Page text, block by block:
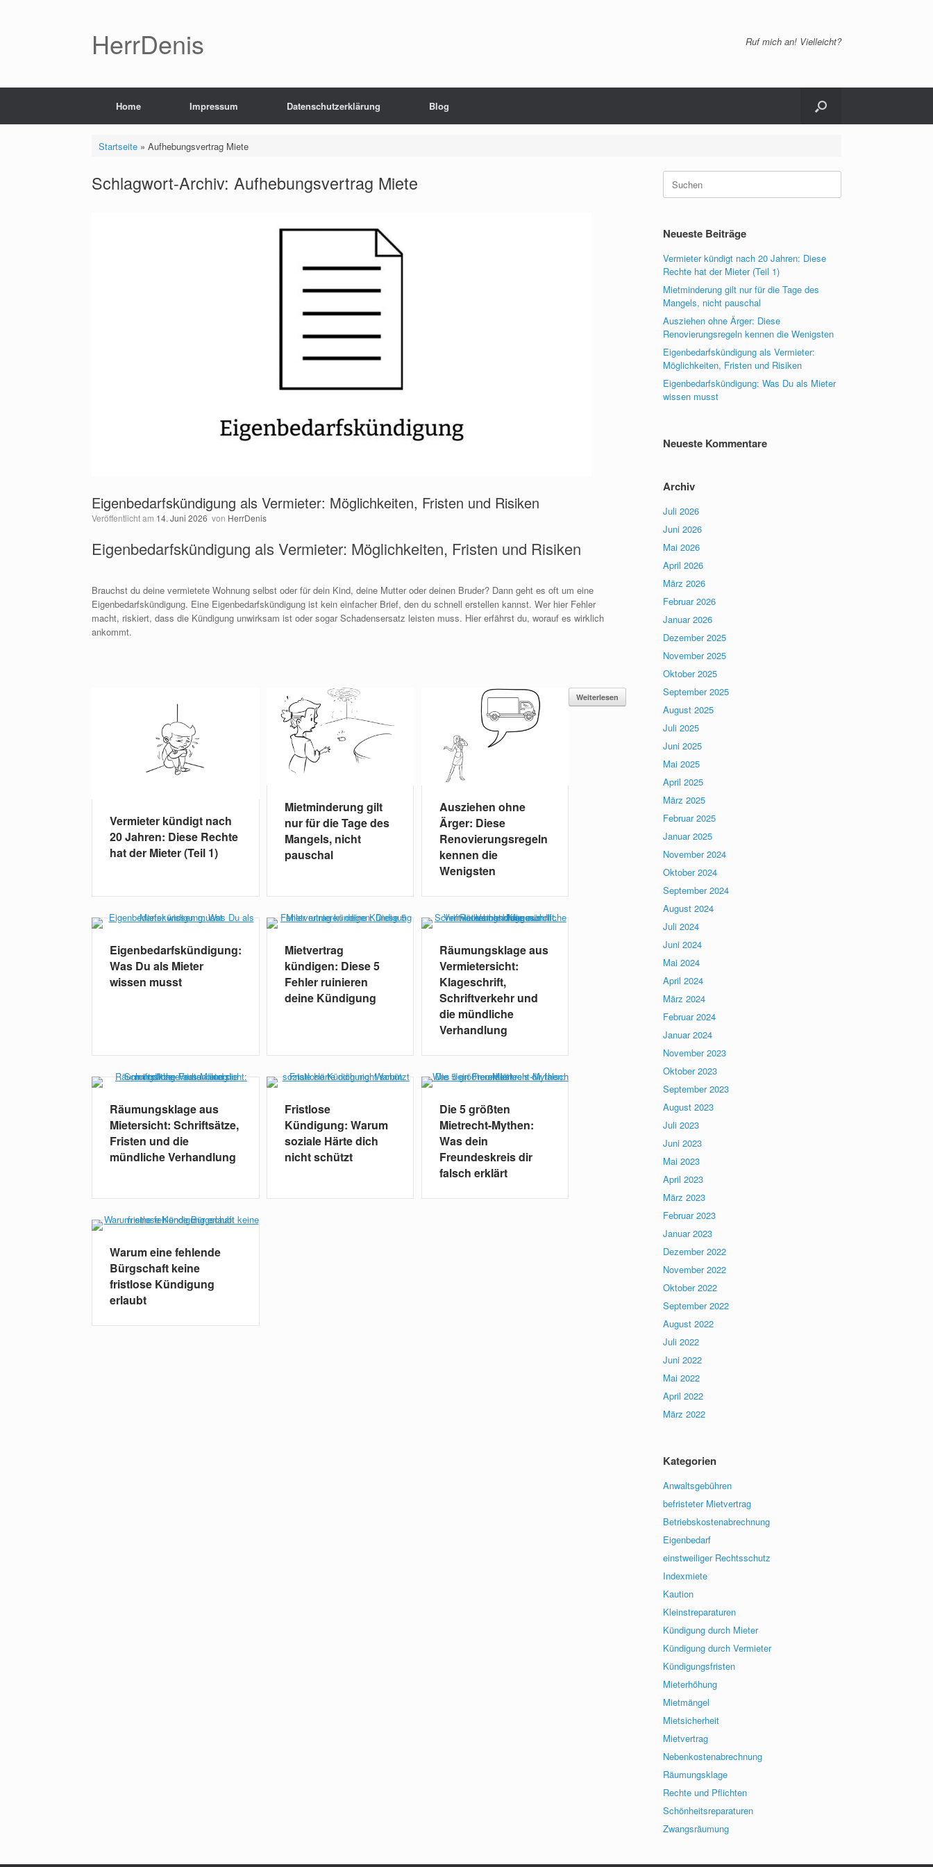
HerrDenis Ruf mich an! Vielleicht?
Home Impressum Datenschutzerklärung Blog
Startseite» Aufhebungsvertrag Miete
Schlagwort-Archiv: Aufhebungsvertrag Miete
Eigenbedarfskündigung als Vermieter: Möglichkeiten, Fristen und Risiken
Veröffentlicht am 14. Juni 2026 von HerrDenis
Eigenbedarfskündigung als Vermieter: Möglichkeiten, Fristen und Risiken
Brauchst du deine vermietete Wohnung selbst oder für dein Kind, deine Mutter oder deinen Bruder? Dann geht es oft um eine
Eigenbedarfskündigung. Eine Eigenbedarfskündigung ist kein einfacher Brief, den du schnell erstellen kannst. Wer hier Fehler
macht, riskiert, dass die Kündigung unwirksam ist oder sogar Schadensersatz leisten muss. Hier erfährst du, worauf es wirklich
ankommt.
Weiterlesen
Vermieter kündigt nach
20 Jahren: Diese Rechte
hat der Mieter (Teil 1)
Mietminderung gilt
nur für die Tage des
Mangels, nicht
pauschal
Ausziehen ohne
Ärger: Diese
Renovierungsregeln
kennen die
Wenigsten
Eigenbedarfskündigung:
Was Du als Mieter
wissen musst
Mietvertrag
kündigen: Diese 5
Fehler ruinieren
deine Kündigung
Räumungsklage aus
Vermietersicht:
Klageschrift,
Schriftverkehr und
die mündliche
Verhandlung
Räumungsklage aus
Mietersicht: Schriftsätze,
Fristen und die
mündliche Verhandlung
Fristlose
Kündigung: Warum
soziale Härte dich
nicht schützt
Die 5 größten
Mietrecht-Mythen:
Was dein
Freundeskreis dir
falsch erklärt
Warum eine fehlende
Bürgschaft keine
fristlose Kündigung
erlaubt
Suchen
nach:
Neueste Beiträge
Vermieter kündigt nach 20 Jahren: Diese
Rechte hat der Mieter (Teil 1)
Mietminderung gilt nur für die Tage des
Mangels, nicht pauschal
Ausziehen ohne Ärger: Diese
Renovierungsregeln kennen die Wenigsten
Eigenbedarfskündigung als Vermieter:
Möglichkeiten, Fristen und Risiken
Eigenbedarfskündigung: Was Du als Mieter
wissen musst
Neueste Kommentare
Archiv
Juli 2026
Juni 2026
Mai 2026
April 2026
März 2026
Februar 2026
Januar 2026
Dezember 2025
November 2025
Oktober 2025
September 2025
August 2025
Juli 2025
Juni 2025
Mai 2025
April 2025
März 2025
Februar 2025
Januar 2025
November 2024
Oktober 2024
September 2024
August 2024
Juli 2024
Juni 2024
Mai 2024
April 2024
März 2024
Februar 2024
Januar 2024
November 2023
Oktober 2023
September 2023
August 2023
Juli 2023
Juni 2023
Mai 2023
April 2023
März 2023
Februar 2023
Januar 2023
Dezember 2022
November 2022
Oktober 2022
September 2022
August 2022
Juli 2022
Juni 2022
Mai 2022
April 2022
März 2022
Kategorien
Anwaltsgebühren
befristeter Mietvertrag
Betriebskostenabrechnung
Eigenbedarf
einstweiliger Rechtsschutz
Indexmiete
Kaution
Kleinstreparaturen
Kündigung durch Mieter
Kündigung durch Vermieter
Kündigungsfristen
Mieterhöhung
Mietmängel
Mietsicherheit
Mietvertrag
Nebenkostenabrechnung
Räumungsklage
Rechte und Pflichten
Schönheitsreparaturen
Zwangsräumung